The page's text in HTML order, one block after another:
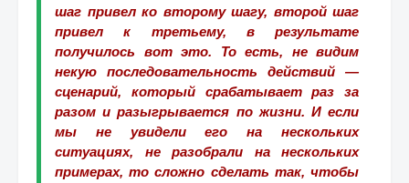
шаг привел ко второму шагу, второй шаг
привел к третьему, в результате
получилось вот это. То есть, не видим
некую последовательность действий —
сценарий, который срабатывает раз за
разом и разыгрывается по жизни. И если
мы не увидели его на нескольких
ситуациях, не разобрали на нескольких
примерах, то сложно сделать так, чтобы